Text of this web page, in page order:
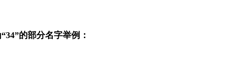
的部分名字举例：